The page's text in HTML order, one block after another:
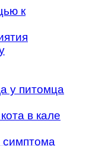
к
у питомца
в кале
симптома